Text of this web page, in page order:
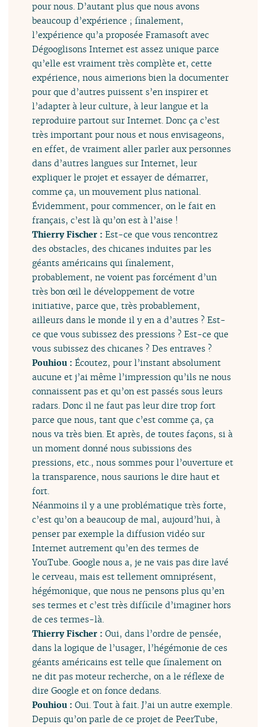
pour nous. D’autant plus que nous avons
beaucoup d’expérience ; finalement,
l’expérience qu’a proposée Framasoft avec
Dégooglisons Internet est assez unique parce
qu’elle est vraiment très complète et, cette
expérience, nous aimerions bien la documenter
pour que d’autres puissent s’en inspirer et
l’adapter à leur culture, à leur langue et la
reproduire partout sur Internet. Donc ça c’est
très important pour nous et nous envisageons,
en effet, de vraiment aller parler aux personnes
dans d’autres langues sur Internet, leur
expliquer le projet et essayer de démarrer,
comme ça, un mouvement plus national.
Évidemment, pour commencer, on le fait en
français, c’est là qu’on est à l’aise !
Thierry Fischer :Est-ce que vous rencontrez
des obstacles, des chicanes induites par les
géants américains qui finalement,
probablement, ne voient pas forcément d’un
très bon œil le développement de votre
initiative, parce que, très probablement,
ailleurs dans le monde il y en a d’autres ? Est-
ce que vous subissez des pressions ? Est-ce que
vous subissez des chicanes ? Des entraves ?
Pouhiou :Écoutez, pour l’instant absolument
aucune et j’ai même l’impression qu’ils ne nous
connaissent pas et qu’on est passés sous leurs
radars. Donc il ne faut pas leur dire trop fort
parce que nous, tant que c’est comme ça, ça
nous va très bien. Et après, de toutes façons, si à
un moment donné nous subissions des
pressions, etc., nous sommes pour l’ouverture et
la transparence, nous saurions le dire haut et
fort.
Néanmoins il y a une problématique très forte,
c’est qu’on a beaucoup de mal, aujourd’hui, à
penser par exemple la diffusion vidéo sur
Internet autrement qu’en des termes de
YouTube. Google nous a, je ne vais pas dire lavé
le cerveau, mais est tellement omniprésent,
hégémonique, que nous ne pensons plus qu’en
ses termes et c’est très difficile d’imaginer hors
de ces termes-là.
Thierry Fischer :Oui, dans l’ordre de pensée,
dans la logique de l’usager, l’hégémonie de ces
géants américains est telle que finalement on
ne dit pas moteur recherche, on a le réflexe de
dire Google et on fonce dedans.
Pouhiou :Oui. Tout à fait. J’ai un autre exemple.
Depuis qu’on parle de ce projet de PeerTube,